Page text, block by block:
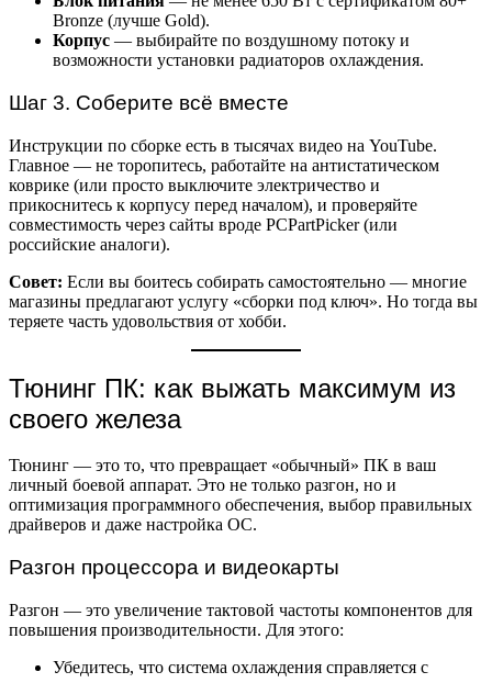
Bronze (лучше Gold).
Корпус — выбирайте по воздушному потоку и
возможности установки радиаторов охлаждения.
Шаг 3. Соберите всё вместе
Инструкции по сборке есть в тысячах видео на YouTube.
Главное — не торопитесь, работайте на антистатическом
коврике (или просто выключите электричество и
прикоснитесь к корпусу перед началом), и проверяйте
совместимость через сайты вроде PCPartPicker (или
российские аналоги).
Совет: Если вы боитесь собирать самостоятельно — многие
магазины предлагают услугу «сборки под ключ». Но тогда вы
теряете часть удовольствия от хобби.
Тюнинг ПК: как выжать максимум из
своего железа
Тюнинг — это то, что превращает «обычный» ПК в ваш
личный боевой аппарат. Это не только разгон, но и
оптимизация программного обеспечения, выбор правильных
драйверов и даже настройка ОС.
Разгон процессора и видеокарты
Разгон — это увеличение тактовой частоты компонентов для
повышения производительности. Для этого:
Убедитесь, что система охлаждения справляется с